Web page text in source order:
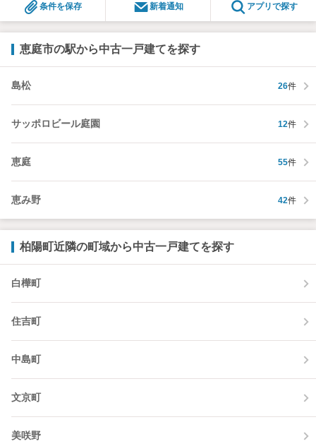
条件を保存 新着通知 アプリで探す
恵庭市の駅から中古一戸建てを探す
島松 26件
サッポロビール庭園 12件
恵庭 55件
恵み野 42件
柏陽町近隣の町域から中古一戸建てを探す
白樺町
住吉町
中島町
文京町
美咲野